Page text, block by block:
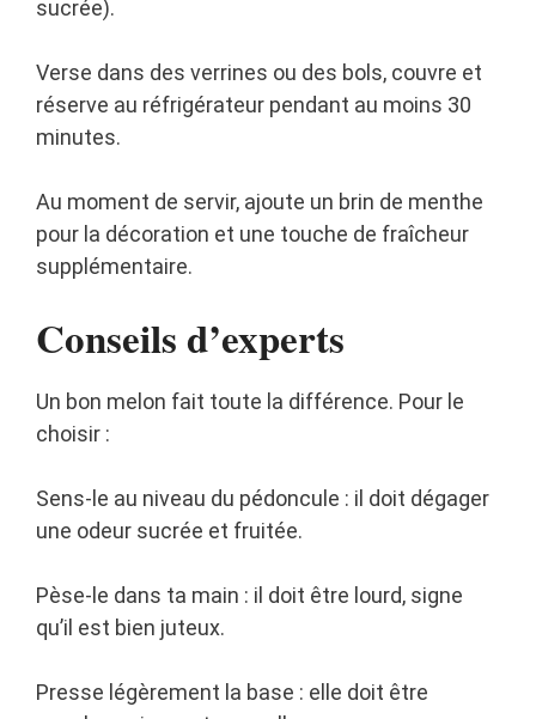
sucrée).
Verse dans des verrines ou des bols, couvre et
réserve au réfrigérateur pendant au moins 30
minutes.
Au moment de servir, ajoute un brin de menthe
pour la décoration et une touche de fraîcheur
supplémentaire.
Conseils d’experts
Un bon melon fait toute la différence. Pour le
choisir :
Sens-le au niveau du pédoncule : il doit dégager
une odeur sucrée et fruitée.
Pèse-le dans ta main : il doit être lourd, signe
qu’il est bien juteux.
Presse légèrement la base : elle doit être